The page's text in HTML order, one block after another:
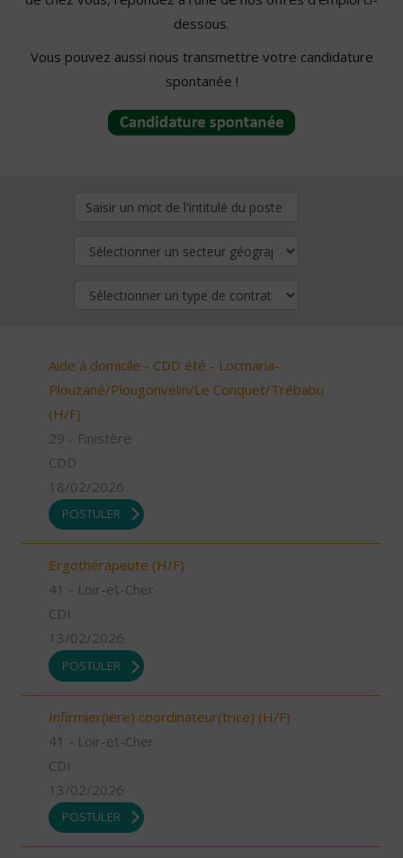
dessous.
Vous pouvez aussi nous transmettre votre candidature
spontanée !
Aide à domicile - CDD été - Locmaria-
Plouzané/Plougonvelin/Le Conquet/Trébabu
(H/F)
29 - Finistère
CDD
18/02/2026
POSTULER
Ergothérapeute (H/F)
41 - Loir-et-Cher
CDI
13/02/2026
POSTULER
Infirmier(ière) coordinateur(trice) (H/F)
41 - Loir-et-Cher
CDI
13/02/2026
POSTULER